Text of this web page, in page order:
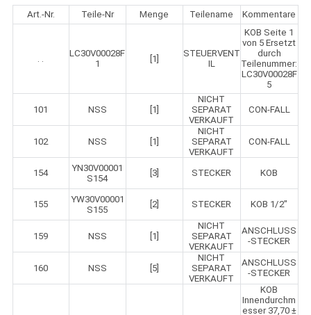
Art.-Nr. Teile-Nr Menge Teilename Kommentare
. .
LC30V00028F
1
[1]
STEUERVENT
IL
KOB Seite 1
von 5 Ersetzt
durch
Teilenummer:
LC30V00028F
5
101 NSS [1]
NICHT
SEPARAT
VERKAUFT
CON-FALL
102 NSS [1]
NICHT
SEPARAT
VERKAUFT
CON-FALL
154
YN30V00001
S154
[3] STECKER KOB
155
YW30V00001
S155
[2] STECKER KOB 1/2"
159 NSS [1]
NICHT
SEPARAT
VERKAUFT
ANSCHLUSS
-STECKER
160 NSS [5]
NICHT
SEPARAT
VERKAUFT
ANSCHLUSS
-STECKER
KOB
Innendurchm
esser 37,70 ±